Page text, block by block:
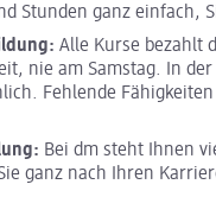
Stunden ganz einfach,
Alle Kurse bezahlt
nie am Samstag. In
Fehlende
Bei dm steht Ihnen
ganz nach Ihren